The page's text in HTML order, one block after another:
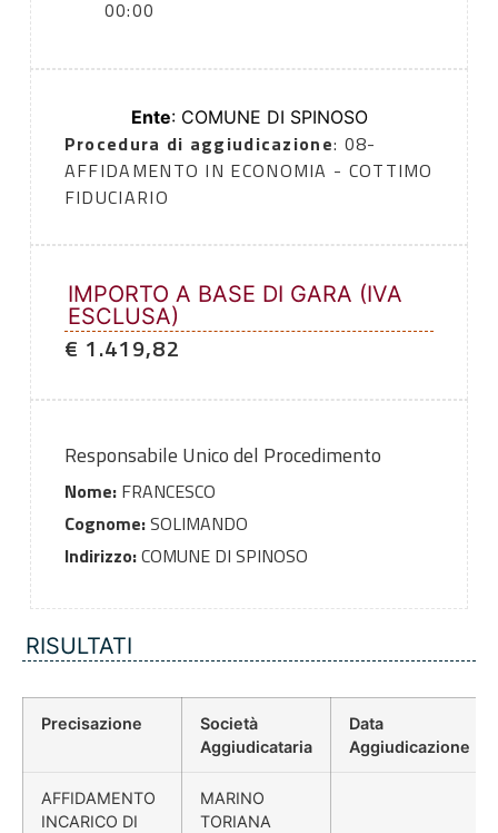
00:00
Ente: COMUNE DI SPINOSO
Procedura di aggiudicazione: 08-
AFFIDAMENTO IN ECONOMIA - COTTIMO
FIDUCIARIO
IMPORTO A BASE DI GARA (IVA
ESCLUSA)
€ 1.419,82
Responsabile Unico del Procedimento
Nome:FRANCESCO
Cognome:SOLIMANDO
Indirizzo:COMUNE DI SPINOSO
RISULTATI
Precisazione
Società
Aggiudicataria
Data
Aggiudicazione
AFFIDAMENTO
INCARICO DI
MARINO
TORIANA